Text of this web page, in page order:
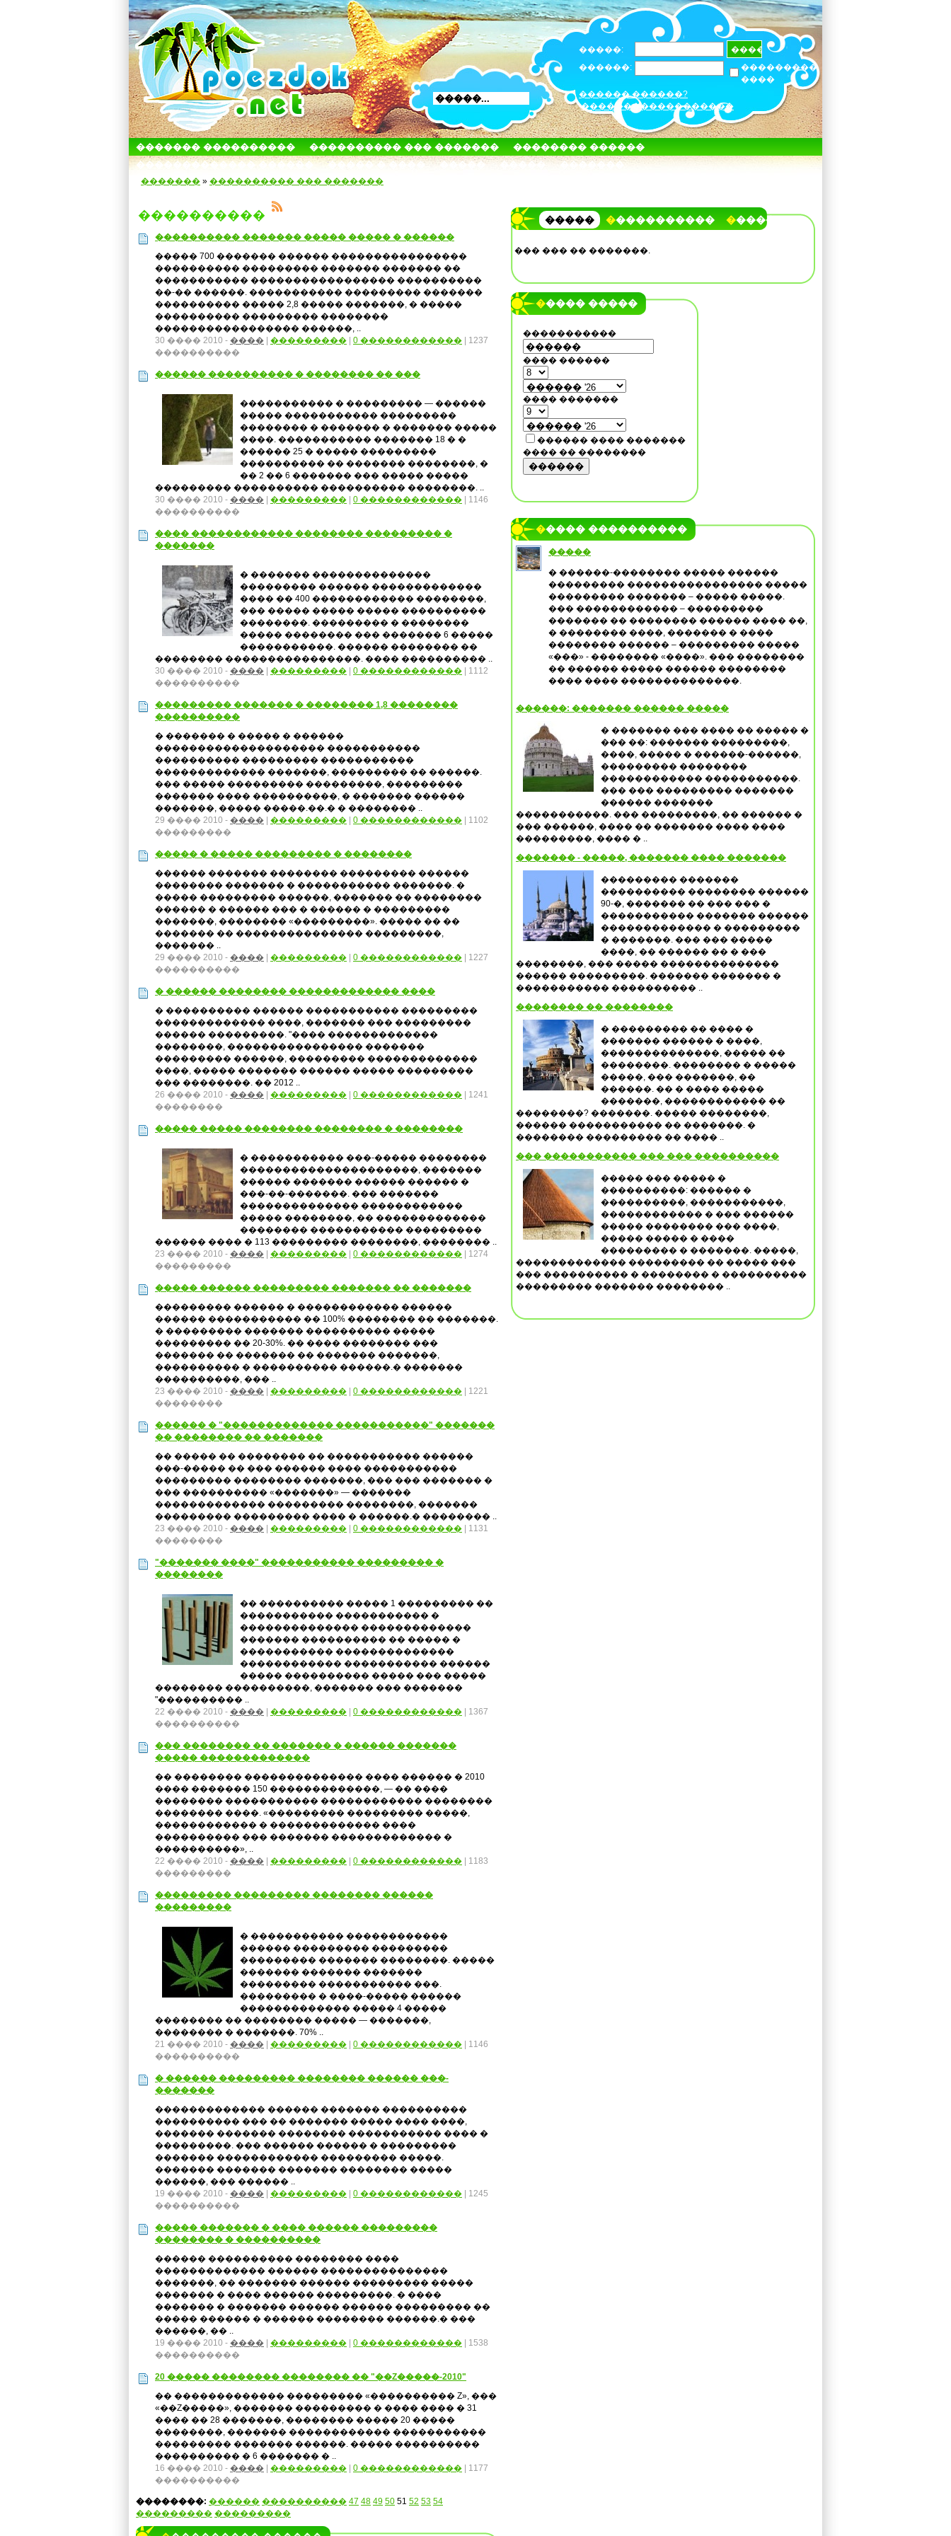
�����:
������:
���������
����
������ ������?
������������������
������� ���������� ���������� ��� �������
�������� ������
������������� ������
����� � ���� ����� ����� �������
������� » ���������� ��� �������
����������
���������� ������� ����� ����� � ������
����� 700 ������� ������ ����������������
���������� ��������� ������� ������� ��
����������� ����������������� ����������
��-�� ������. ����������� ��������� �������
���������� ����� 2,8 ����� �������, � �����
���������� ��������� ��������
����������������� ������, ..
30 ���� 2010 - ���� ��������� 0 ������������ | 1237
����������
������ ���������� � �������� �� ���
����������� � ��������� — ������
����� ����������� ���������
�������� � ������� � ������� �����
����. ����������� ������� 18 � �
������ 25 � ����� ���������
���������� �� ������� ��������, �
�� 2 �� 6 ������� ��� ����� �����
��������� ���������� ���������� ��������. ..
30 ���� 2010 - ���� ��������� 0 ������������ | 1146
����������
���� ������������ �������� ��������� �
�������
� ������� ��������������
��������� ������ �������������
���� �� 400 ������������ ��������,
��� ����� ����� ����� ����������
��������. ��������� � ��������
����� �������� ��� ������� 6 �����
�����������. ������ �������� ��
�������� ����������������. ���� ���������� ..
30 ���� 2010 - ���� ��������� 0 ������������ | 1112
����������
��������� ������� � �������� 1,8 ��������
����������
� ������� � ����� � ������
�������������������� �����������
���������� ��������� �����������
������������� �������, ��������� �� ������.
��� ����� ��������� ���������, ���������
������� ���� ����������, � ������� ������
�������, ����� �����.��.� � �������� ..
29 ���� 2010 - ���� ��������� 0 ������������ | 1102
���������
����� � ����� ��������� � ��������
������ ������� �������� ��������� ������
�������� ������� � ����������� �������. �
����� ��������� ������, ������� �� ��������
������ � ������ ��� � ������ � ���������
�������, �������� «���������». ����� �� ��
������� �� ��������������� ���������,
������� ..
29 ���� 2010 - ���� ��������� 0 ������������ | 1227
����������
� ������ �������� ������������� ����
� ���������� ������ ����������� ���������
������������� ����, ������� ��� ���������
������ ���������. "���� �������������
��������, ���������������� �������
��������� ������, ��������� �������������
����, ����� ������� ������ ����� ���������
��� ��������. �� 2012 ..
26 ���� 2010 - ���� ��������� 0 ������������ | 1241
��������
����� ����� �������� �������� � ��������
� ����������� ���-����� ��������
���������������������, �������
������ ������� ������ ������ �
���-��-�������. ��� �������
�������������� ������������
����� ��������, �� �������������
�������� ����������� ���������
������ ���� � 113 ��������� ��������, �������� ..
23 ���� 2010 - ���� ��������� 0 ������������ | 1274
���������
����� ������ ��������� ������� �� �������
��������� ������ � ������������ ������
������ ����������� �� 100% �������� �� �������.
� ��������� ������� ���������� �����
��������� �� 20-30%. �� ���� �������� ���
������� �� ������� �� ������� �������,
���������� � ���������� ������.� �������
����������, ��� ..
23 ���� 2010 - ���� ��������� 0 ������������ | 1221
��������
������ � "������������� �����������" �������
�� �������� �� �������
�� ����� �� �������� �� ����������� ������
���-����� �� ��� ������ ���� �����������
��������� �������� �������, ��� ��� ������� �
��� ���������� «�������» — �������
������������� ��������� ��������, �������
��������� ��������� ���� � ������.� �������� ..
23 ���� 2010 - ���� ��������� 0 ������������ | 1131
��������
"������� ����" ����������� ��������� �
��������
�� ���������� ����� 1 ��������� ��
����������� ����������� �
�������������� �������������
������� ���������� �� ����� �
����������� ��������������
������������ ����������� ������
����� ���������� ����� ��� �����
�������� ����������, ������� ��� �������
"���������� ..
22 ���� 2010 - ���� ��������� 0 ������������ | 1367
����������
��� �������� �� ������� � ������ �������
����� �������������
�� �������� �������������� ���� ������ � 2010
���� ������� 150 �������������, — �� ����
�������� ����������� ������������ ��������
�������� ����. «��������� ��������� �����,
������������ � ������������� ����
���������� ��� ������� ������������� �
����������», ..
22 ���� 2010 - ���� ��������� 0 ������������ | 1183
���������
��������� ��������� �������� ������
���������
� ����������� ������������
������ ��������� ���������
��������� ������� ��������. �����
������� ������� �������
��������� ����������� ���.
��������� � ����-����� ������
������������� ����� 4 �����
�������� �� �������� ����� — �������,
�������� � �������. 70% ..
21 ���� 2010 - ���� ��������� 0 ������������ | 1146
����������
� ������ ��������� �������� ������ ���-
�������
������������� ������ ������� ����������
���������� ��� �� ������� ����� ���� ����,
������� ������� �������� ����������� ���� �
���������. ��� ������ ������ � ���������
������� ������������ ��������� �����.
������� ������� ������� �������� �����
������, ��� ������ ..
19 ���� 2010 - ���� ��������� 0 ������������ | 1245
����������
����� ������� � ���� ������ ���������
�������� � ����������
������ ���������� �������� ����
������������� ������ ���������������
�������, �� ������� ������ ��������� �����
������� � ���� ������ ���������. � ����
������� � ������� ������ ������ ��������� ��
����� ������ � ������ �������� ������.� ���
������, �� ..
19 ���� 2010 - ���� ��������� 0 ������������ | 1538
����������
20 ����� �������� �������� �� "��Z�����-2010"
�� ������������� ��������� «���������� Z», ���
«��Z�����», ������� ��������� � ���� ���� � 31
���� �� 28 �������, �������� ����� 20 �����
��������, ������� ������������ �����������
��������� ������� ������. ����� ����������
���������� � 6 ������� � ..
16 ���� 2010 - ���� ��������� 0 ������������ | 1177
����������
��������: ������ ���������� 47 48 49 50 51 52 53 54
��������� ���������
����� ����������� �����
��� ��� �� �������.
����� �����
�����������
���� ������
���� �������
������ ���� �������
���� �� ��������
������
����� ����������
�����
� ������-�������� ����� ������
��������� ���������������� �����
��������� ������� – ����� �����.
��� ������������ – ���������
������� �� �������� ������ ���� ��,
� �������� ����, ������� � ����
�������� ������ – ��������� �����
«���» - �������� «����». ��� ��������
�� ������ ����� ������ ��������
���� ���� ��������������.
������: ������� ������ �����
� ������� ��� ���� �� ����� �
��� ��: ������� ���������,
����, ����� � ������-������,
��������� ��������
������������ �����������.
��� ��� ��������� �������
������ �������
�����������. ��� ���������, �� ������ �
��� ������, ���� �� ������� ���� ����
���������, ���� � ..
������� - �����, ������� ���� �������
��������� �������
���������� �������� ������
90-�, ������� �� ��� ��� �
����������� ������� ������
������������� � ���������
� �������. ��� ��� �����
����, �� ������ �� � ���
��������, ��� ����� ��������������
������ ���������. ������� ������� �
����������� ���������� ..
�������� �� ��������
� ��������� �� ���� �
������� ������ � ����,
��������������, ����� ��
��������. �������� � �����
�����, ��� �������, ��
������. �� � ���� �����
�������, ������������ ��
��������? �������. ����� ��������,
������ ����������� �� �������. �
�������� ��������� �� ���� ..
��� ����������� ��� ��� ����������
����� ��� ����� �
����������: ������ �
����������, �����������,
������������ � ��� ������
����� �������� ��� ����,
����� ����� � ����
��������� � �������. �����,
������������� ��������� �� ����� ���
��� ���������� � �������� � ����������
��������� ������� �������� ..